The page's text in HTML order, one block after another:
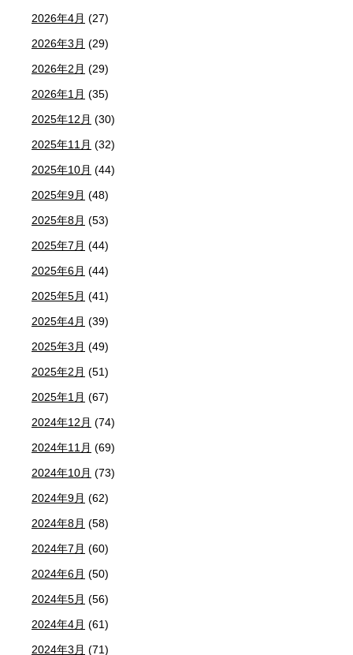
2026年4月 (27)
2026年3月 (29)
2026年2月 (29)
2026年1月 (35)
2025年12月 (30)
2025年11月 (32)
2025年10月 (44)
2025年9月 (48)
2025年8月 (53)
2025年7月 (44)
2025年6月 (44)
2025年5月 (41)
2025年4月 (39)
2025年3月 (49)
2025年2月 (51)
2025年1月 (67)
2024年12月 (74)
2024年11月 (69)
2024年10月 (73)
2024年9月 (62)
2024年8月 (58)
2024年7月 (60)
2024年6月 (50)
2024年5月 (56)
2024年4月 (61)
2024年3月 (71)